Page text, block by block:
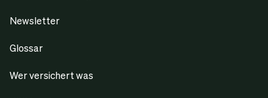
Newsletter
Glossar
Wer versichert was